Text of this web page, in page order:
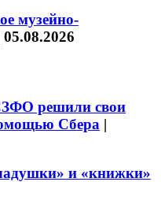
музейно-
05.08.2026
решили свои
Сбера |
и «книжки»